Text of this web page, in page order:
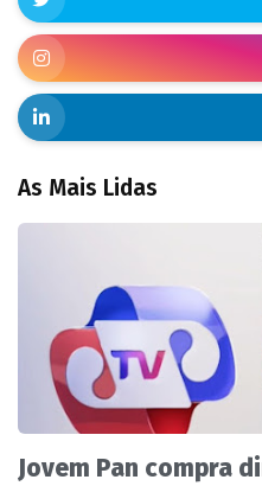
As Mais Lidas
Jovem Pan compra